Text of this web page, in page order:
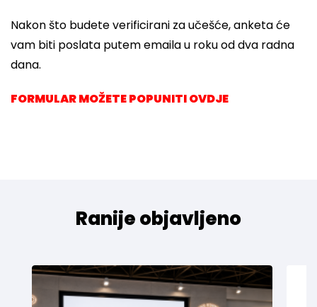
Nakon što budete verificirani za učešće, anketa će
vam biti poslata putem emaila u roku od dva radna
dana.
FORMULAR MOŽETE POPUNITI OVDJE
Ranije objavljeno